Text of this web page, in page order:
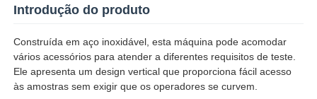
Fábrica
Controle de Qualidade
Introdução do produto
Construída em aço inoxidável, esta máquina pode acomodar
vários acessórios para atender a diferentes requisitos de teste.
Ele apresenta um design vertical que proporciona fácil acesso
às amostras sem exigir que os operadores se curvem.